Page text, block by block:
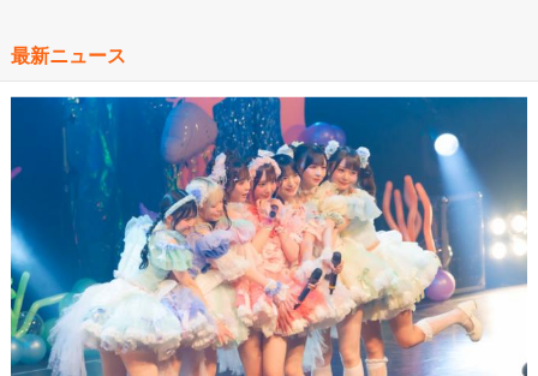
最新ニュース